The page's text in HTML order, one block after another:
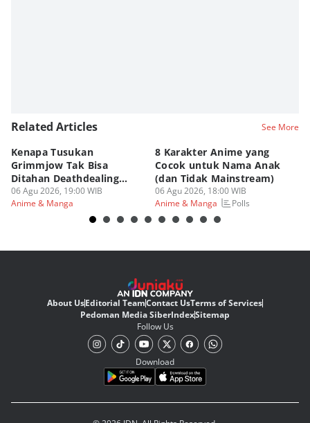
Related Articles See More
Kenapa Tusukan
Grimmjow Tak Bisa
Ditahan Deathdealing
Askin Bleach?
06 Agu 2026, 19:00 WIB
Anime & Manga
8 Karakter Anime yang
Cocok untuk Nama Anak
(dan Tidak Mainstream)
06 Agu 2026, 18:00 WIB
Anime & Manga
Polls
About UsEditorial TeamContact UsTerms of Services
Pedoman Media SiberIndexSitemap
Follow Us
Download